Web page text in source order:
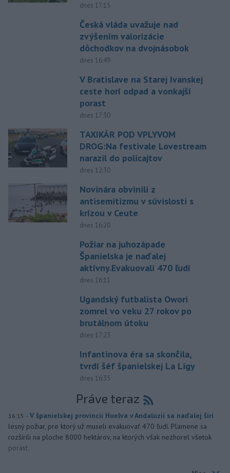
dnes 17:15
Česká vláda uvažuje nad
zvýšením valorizácie
dôchodkov na dvojnásobok
dnes 16:49
V Bratislave na Starej Ivanskej
ceste horí odpad a vonkajší
porast
dnes 17:30
TAXIKÁR POD VPLYVOM
DROG:Na festivale Lovestream
narazil do policajtov
dnes 12:30
Novinára obvinili z
antisemitizmu v súvislosti s
krízou v Ceute
dnes 16:20
Požiar na juhozápade
Španielska je naďalej
aktívny.Evakuovali 470 ľudí
dnes 16:11
Ugandský futbalista Owori
zomrel vo veku 27 rokov po
brutálnom útoku
dnes 17:23
Infantinova éra sa skončila,
tvrdí šéf španielskej La Ligy
dnes 16:35
Práve teraz
16:15 - V španielskej provincii Huelva v Andalúzii sa naďalej šíri
lesný požiar, pre ktorý už museli evakuovať 470 ľudí. Plamene sa
rozšírili na ploche 8000 hektárov, na ktorých však nezhorel všetok
porast.